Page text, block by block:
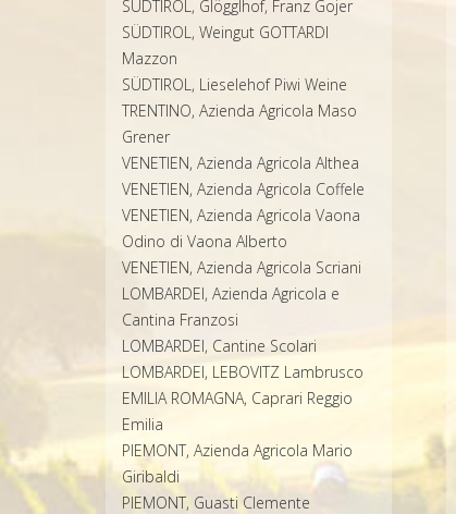
SÜDTIROL, Glögglhof, Franz Gojer
SÜDTIROL, Weingut GOTTARDI
Mazzon
SÜDTIROL, Lieselehof Piwi Weine
TRENTINO, Azienda Agricola Maso
Grener
VENETIEN, Azienda Agricola Althea
VENETIEN, Azienda Agricola Coffele
VENETIEN, Azienda Agricola Vaona
Odino di Vaona Alberto
VENETIEN, Azienda Agricola Scriani
LOMBARDEI, Azienda Agricola e
Cantina Franzosi
LOMBARDEI, Cantine Scolari
LOMBARDEI, LEBOVITZ Lambrusco
EMILIA ROMAGNA, Caprari Reggio
Emilia
PIEMONT, Azienda Agricola Mario
Giribaldi
PIEMONT, Guasti Clemente